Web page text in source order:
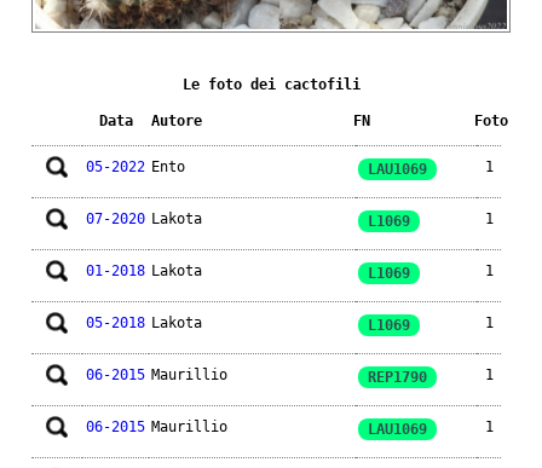
Le foto dei cactofili
Data Autore FN Foto
05-2022 Ento LAU1069 1
07-2020 Lakota L1069 1
01-2018 Lakota L1069 1
05-2018 Lakota L1069 1
06-2015 Maurillio REP1790 1
06-2015 Maurillio LAU1069 1